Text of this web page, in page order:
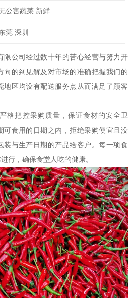
公害蔬菜 新鲜
莞 深圳
限公司经过数十年的苦心经营与努力开
向的到见解及对市场的准确把握我们的
地区均设有配送服务点从而满足了顾客
格把控采购质量，保证食材的安全卫
可食用的日期之内，拒绝采购便宜且没
装与生产日期的产品给客户。每一项食
行，确保食堂人吃的健康。